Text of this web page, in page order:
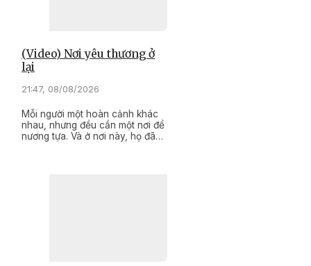
(Video) Nơi yêu thương ở
lại
21:47, 08/08/2026
Mỗi người một hoàn cảnh khác
nhau, nhưng đều cần một nơi để
nương tựa. Và ở nơi này, họ đã